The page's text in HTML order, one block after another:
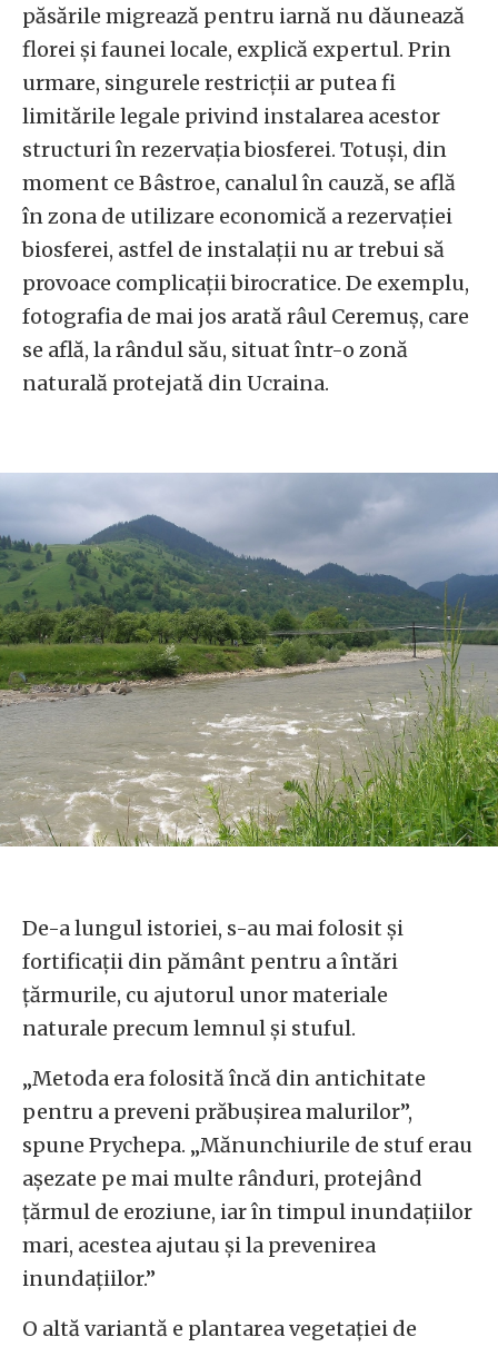
păsările migrează pentru iarnă nu dăunează
florei și faunei locale, explică expertul. Prin
urmare, singurele restricții ar putea fi
limitările legale privind instalarea acestor
structuri în rezervația biosferei. Totuși, din
moment ce Bâstroe, canalul în cauză, se află
în zona de utilizare economică a rezervației
biosferei, astfel de instalații nu ar trebui să
provoace complicații birocratice. De exemplu,
fotografia de mai jos arată râul Ceremuș, care
se află, la rândul său, situat într-o zonă
naturală protejată din Ucraina.
De-a lungul istoriei, s-au mai folosit și
fortificații din pământ pentru a întări
țărmurile, cu ajutorul unor materiale
naturale precum lemnul și stuful.
„Metoda era folosită încă din antichitate
pentru a preveni prăbușirea malurilor”,
spune Prychepa. „Mănunchiurile de stuf erau
așezate pe mai multe rânduri, protejând
țărmul de eroziune, iar în timpul inundațiilor
mari, acestea ajutau și la prevenirea
inundațiilor.”
O altă variantă e plantarea vegetației de